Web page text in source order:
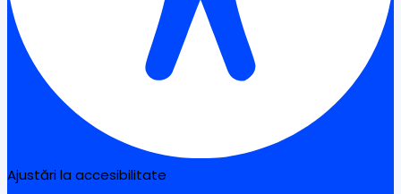
Ajustări la accesibilitate